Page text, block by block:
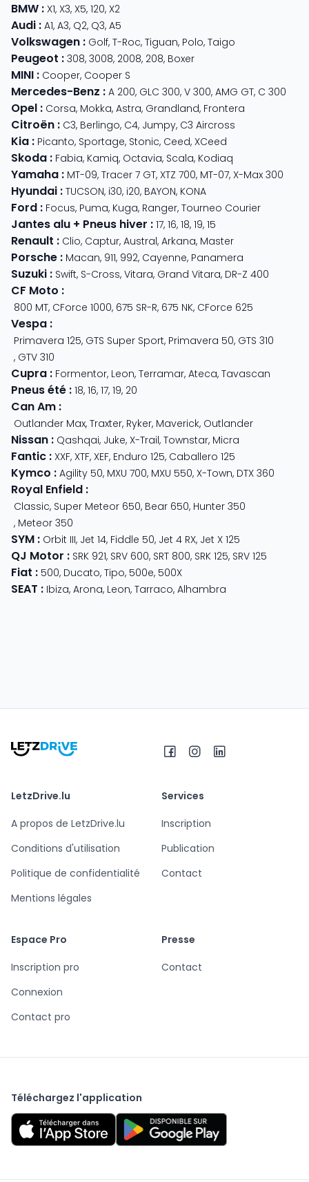
BMW : X1, X3, X5, 120, X2
Audi : A1, A3, Q2, Q3, A5
Volkswagen : Golf, T-Roc, Tiguan, Polo, Taigo
Peugeot : 308, 3008, 2008, 208, Boxer
MINI : Cooper, Cooper S
Mercedes-Benz : A 200, GLC 300, V 300, AMG GT, C 300
Opel : Corsa, Mokka, Astra, Grandland, Frontera
Citroën : C3, Berlingo, C4, Jumpy, C3 Aircross
Kia : Picanto, Sportage, Stonic, Ceed, XCeed
Skoda : Fabia, Kamiq, Octavia, Scala, Kodiaq
Yamaha : MT-09, Tracer 7 GT, XTZ 700, MT-07, X-Max 300
Hyundai : TUCSON, i30, i20, BAYON, KONA
Ford : Focus, Puma, Kuga, Ranger, Tourneo Courier
Jantes alu + Pneus hiver : 17, 16, 18, 19, 15
Renault : Clio, Captur, Austral, Arkana, Master
Porsche : Macan, 911, 992, Cayenne, Panamera
Suzuki : Swift, S-Cross, Vitara, Grand Vitara, DR-Z 400
CF Moto :
800 MT, CForce 1000, 675 SR-R, 675 NK, CForce 625
Vespa :
Primavera 125, GTS Super Sport, Primavera 50, GTS 310
, GTV 310
Cupra : Formentor, Leon, Terramar, Ateca, Tavascan
Pneus été : 18, 16, 17, 19, 20
Can Am :
Outlander Max, Traxter, Ryker, Maverick, Outlander
Nissan : Qashqai, Juke, X-Trail, Townstar, Micra
Fantic : XXF, XTF, XEF, Enduro 125, Caballero 125
Kymco : Agility 50, MXU 700, MXU 550, X-Town, DTX 360
Royal Enfield :
Classic, Super Meteor 650, Bear 650, Hunter 350
, Meteor 350
SYM : Orbit III, Jet 14, Fiddle 50, Jet 4 RX, Jet X 125
QJ Motor : SRK 921, SRV 600, SRT 800, SRK 125, SRV 125
Fiat : 500, Ducato, Tipo, 500e, 500X
SEAT : Ibiza, Arona, Leon, Tarraco, Alhambra
LetzDrive.lu
A propos de LetzDrive.lu
Conditions d'utilisation
Politique de confidentialité
Mentions légales
Services
Inscription
Publication
Contact
Espace Pro
Inscription pro
Connexion
Contact pro
Presse
Contact
Téléchargez l'application